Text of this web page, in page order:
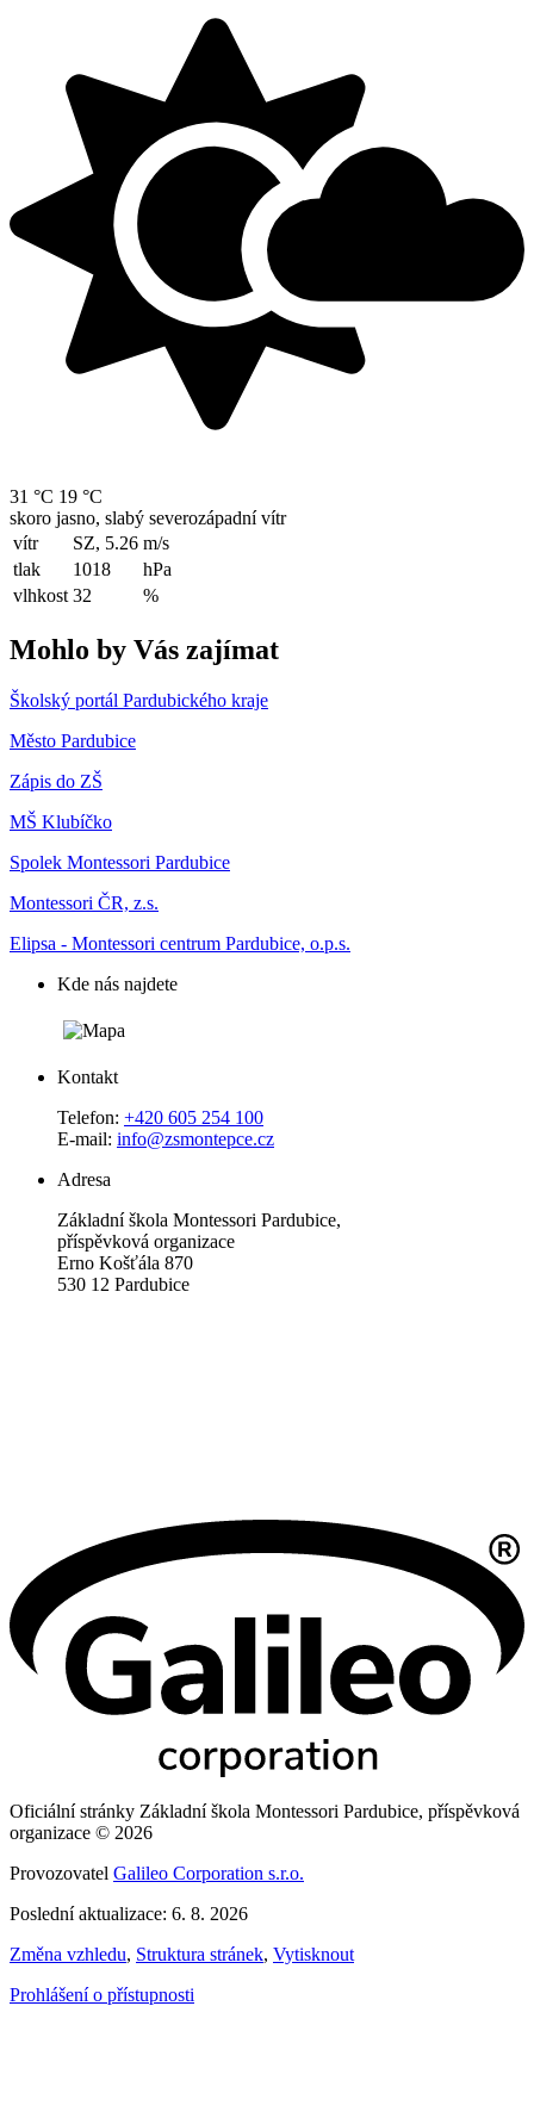
31 °C 19 °C
skoro jasno, slabý severozápadní vítr
vítr
SZ, 5.26 m/s
tlak
1018
hPa
vlhkost 32 %
Mohlo by Vás zajímat
Školský portál Pardubického kraje
Město Pardubice
Zápis do ZŠ
MŠ Klubíčko
Spolek Montessori Pardubice
Montessori ČR, z.s.
Elipsa - Montessori centrum Pardubice, o.p.s.
Kde nás najdete
Kontakt
Telefon: +420 605 254 100
E-mail: info@zsmontepce.cz
Adresa
Základní škola Montessori Pardubice,
příspěvková organizace
Erno Košťála 870
530 12 Pardubice
Oficiální stránky Základní škola Montessori Pardubice, příspěvková
organizace © 2026
Provozovatel Galileo Corporation s.r.o.
Poslední aktualizace: 6. 8. 2026
Změna vzhledu, Struktura stránek, Vytisknout
Prohlášení o přístupnosti